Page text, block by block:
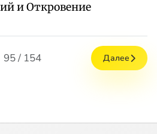
и Откровение
95 / 154 Далее